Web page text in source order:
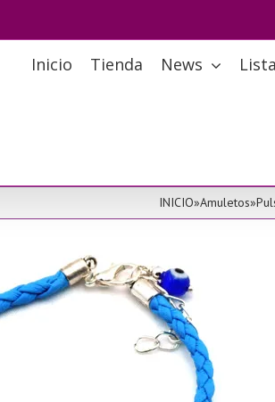
Inicio Tienda News
INICIO»Amuletos»